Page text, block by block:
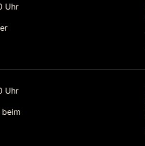
Uhr
Uhr